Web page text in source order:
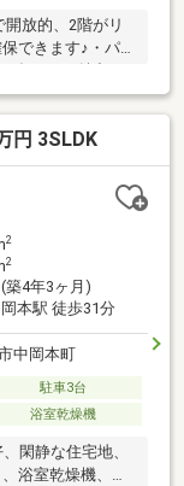
放的、2階がリ
できます♪・パン
多いのが魅力♪・
性能は勿論デザ
・2階リビングは
スで南庭も確保
安心で暮らしやす
の不安な点や疑
までサポートい
♪
円 3SLDK
2
2
築4年3ヶ月)
本駅 徒歩31分
中岡本町
駐車3台
浴室乾燥機
閑静な住宅地、
浴室乾燥機、全